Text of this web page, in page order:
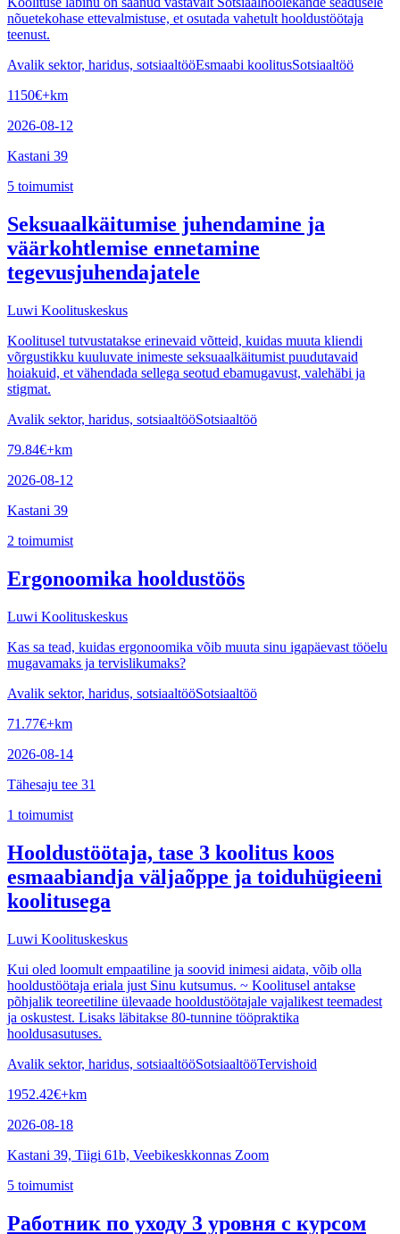
nõuetekohase ettevalmistuse, et osutada vahetult hooldustöötaja
teenust.
Avalik sektor, haridus, sotsiaaltööEsmaabi koolitusSotsiaaltöö
1150€+km
2026-08-12
Kastani 39
5 toimumist
Seksuaalkäitumise juhendamine ja
väärkohtlemise ennetamine
tegevusjuhendajatele
Luwi Koolituskeskus
Koolitusel tutvustatakse erinevaid võtteid, kuidas muuta kliendi
võrgustikku kuuluvate inimeste seksuaalkäitumist puudutavaid
hoiakuid, et vähendada sellega seotud ebamugavust, valehäbi ja
stigmat.
Avalik sektor, haridus, sotsiaaltööSotsiaaltöö
79.84€+km
2026-08-12
Kastani 39
2 toimumist
Ergonoomika hooldustöös
Luwi Koolituskeskus
Kas sa tead, kuidas ergonoomika võib muuta sinu igapäevast tööelu
mugavamaks ja tervislikumaks?
Avalik sektor, haridus, sotsiaaltööSotsiaaltöö
71.77€+km
2026-08-14
Tähesaju tee 31
1 toimumist
Hooldustöötaja, tase 3 koolitus koos
esmaabiandja väljaõppe ja toiduhügieeni
koolitusega
Luwi Koolituskeskus
Kui oled loomult empaatiline ja soovid inimesi aidata, võib olla
hooldustöötaja eriala just Sinu kutsumus. ~ Koolitusel antakse
põhjalik teoreetiline ülevaade hooldustöötajale vajalikest teemadest
ja oskustest. Lisaks läbitakse 80-tunnine tööpraktika
hooldusasutuses.
Avalik sektor, haridus, sotsiaaltööSotsiaaltööTervishoid
1952.42€+km
2026-08-18
Kastani 39, Tiigi 61b, Veebikeskkonnas Zoom
5 toimumist
Работник по уходу 3 уровня с курсом